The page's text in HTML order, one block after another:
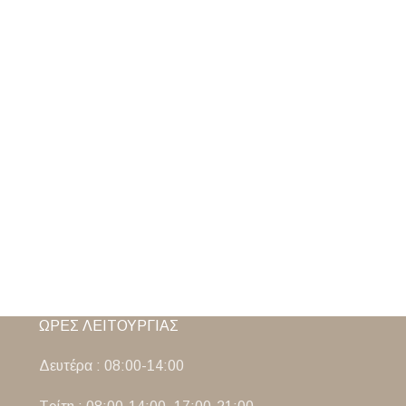
ΩΡΕΣ ΛΕΙΤΟΥΡΓΙΑΣ
Δευτέρα : 08:00-14:00